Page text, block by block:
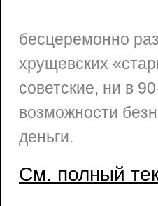
бесцеремонно
хрущевских
советские, ни в
возможности
деньги.
См. полный